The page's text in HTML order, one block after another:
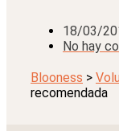
18/03/
No hay
Blooness >
recomendada